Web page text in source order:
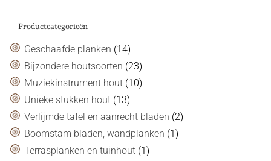
Productcategorieën
Geschaafde planken (14)
Bijzondere houtsoorten (23)
Muziekinstrument hout (10)
Unieke stukken hout (13)
Verlijmde tafel en aanrecht bladen (2)
Boomstam bladen, wandplanken (1)
Terrasplanken en tuinhout (1)